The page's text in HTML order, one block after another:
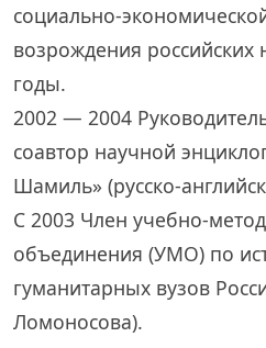
социально-
возрождения российских
годы.
2002 — 2004
соавтор научной
Шамиль» (русско-
С 2003 Член учебно-
объединения (УМО) по
гуманитарных вузов
Ломоносова).